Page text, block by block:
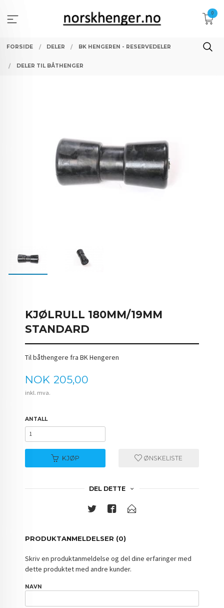
innholdet
0
FORSIDE DELER BK HENGEREN - RESERVEDELER
DELER TIL BÅTHENGER
KJØLRULL 180MM/19MM
STANDARD
Til båthengere fra BK Hengeren
Pris
NOK 205,00
inkl. mva.
ANTALL
KJØP ØNSKELISTE
DEL DETTE
PRODUKTANMELDELSER (0)
Skriv en produktanmeldelse og del dine erfaringer med
dette produktet med andre kunder.
NAVN